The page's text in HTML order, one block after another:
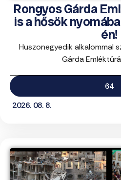
Rongyos Gárda
is a hősök
én!
Huszonegyedik alkalommal
Gárda
64
2026. 08. 8.